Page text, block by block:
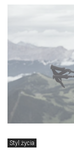
Styl życia